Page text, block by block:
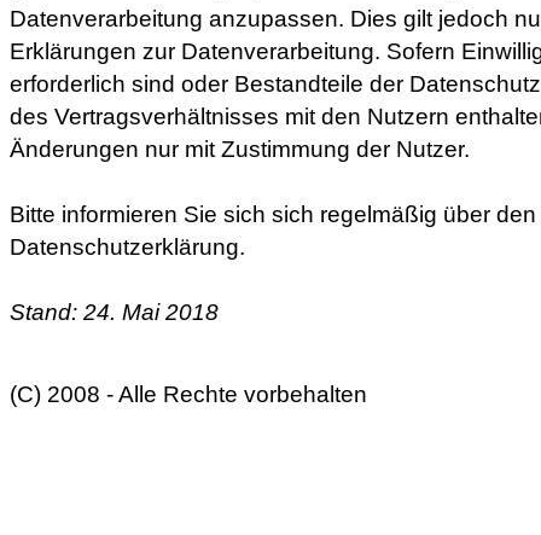
Datenverarbeitung anzupassen. Dies gilt jedoch
Erklärungen zur Datenverarbeitung. Sofern
erforderlich sind oder Bestandteile der
des Vertragsverhältnisses mit den Nutzern
Änderungen nur mit Zustimmung der Nutzer.
Bitte informieren Sie sich sich regelmäßig über
Datenschutzerklärung.
Stand: 24. Mai 2018
(C) 2008 - Alle Rechte vorbehalten